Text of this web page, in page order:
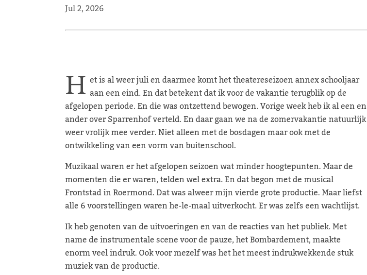
Jul 2, 2026
H et is al weer juli en daarmee komt het theatereseizoen annex schooljaar
aan een eind. En dat betekent dat ik voor de vakantie terugblik op de
afgelopen periode. En die was ontzettend bewogen. Vorige week heb ik al een en
ander over Sparrenhof verteld. En daar gaan we na de zomervakantie natuurlijk
weer vrolijk mee verder. Niet alleen met de bosdagen maar ook met de
ontwikkeling van een vorm van buitenschool.
Muzikaal waren er het afgelopen seizoen wat minder hoogtepunten. Maar de
momenten die er waren, telden wel extra. En dat begon met de musical
Frontstad in Roermond. Dat was alweer mijn vierde grote productie. Maar liefst
alle 6 voorstellingen waren he-le-maal uitverkocht. Er was zelfs een wachtlijst.
Ik heb genoten van de uitvoeringen en van de reacties van het publiek. Met
name de instrumentale scene voor de pauze, het Bombardement, maakte
enorm veel indruk. Ook voor mezelf was het het meest indrukwekkende stuk
muziek van de productie.